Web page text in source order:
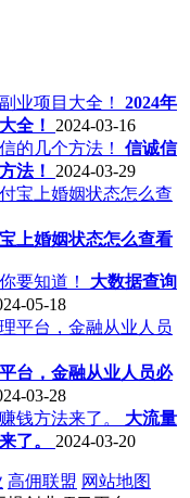
2024年
全！
2024-03-16
信诚信
法！
2024-03-29
上婚姻状态怎么查看
大数据查询
05-18
台，金融从业人员必
03-28
大流量
了。
2024-03-20
高佣联盟 网站地图